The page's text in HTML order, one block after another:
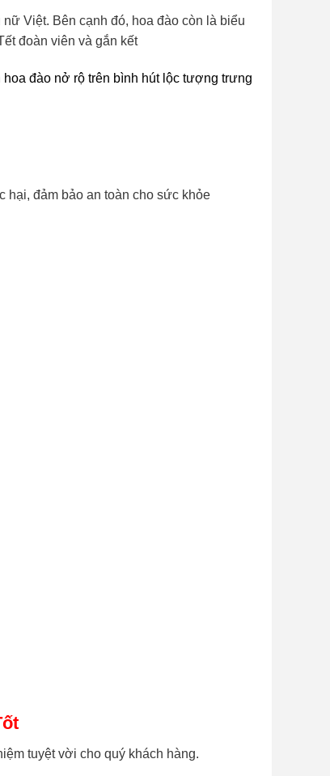
Việt. Bên cạnh đó, hoa đào còn là biểu
đoàn viên và gắn kết
đào nở rộ trên bình hút lộc tượng trưng
đảm bảo an toàn cho sức khỏe
tuyệt vời cho quý khách hàng.